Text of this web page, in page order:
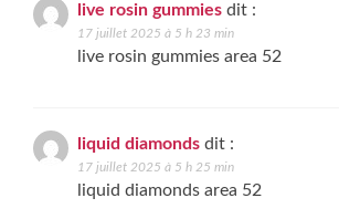
live rosin gummies dit :
17 juillet 2025 à 5 h 23 min
live rosin gummies area 52
liquid diamonds dit :
17 juillet 2025 à 5 h 25 min
liquid diamonds area 52